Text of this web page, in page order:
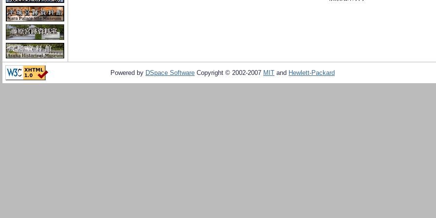
Powered by DSpace Software Copyright © 2002-2007 MIT and Hewlett-Packard